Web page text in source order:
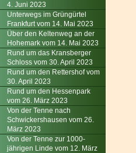
4. Juni 2023
Unterwegs im Grüngürtel
Frankfurt vom 14. Mai 2023
Über den Keltenweg an der
Hohemark vom 14. Mai 2023
Rund um das Kransberger
Schloss vom 30. April 2023
Rund um den Rettershof vom
30. April 2023
Rund um den Hessenpark
vom 26. März 2023
Von der Tenne nach
Schwickershausen vom 26.
März 2023
Von der Tenne zur 1000-
jährigen Linde vom 12. März